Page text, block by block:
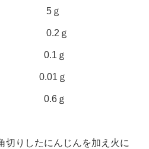
5ｇ
0.2ｇ
ｇ
0.01ｇ
ｇ
りしたにんじんを加え火に